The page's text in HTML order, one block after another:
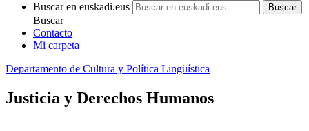
Buscar en euskadi.eus
Buscar
Contacto
Mi carpeta
Departamento de Cultura y Política Lingüística
Justicia y Derechos Humanos